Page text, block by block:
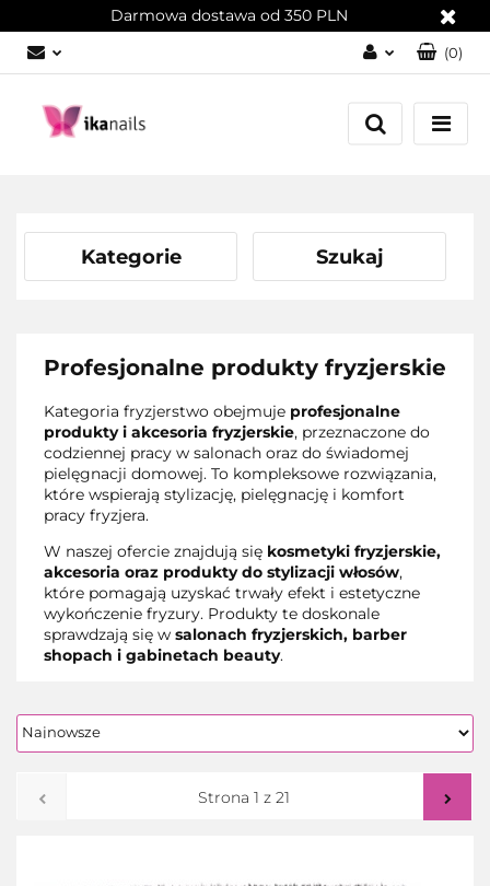
Darmowa dostawa od 350 PLN
Zaloguj się
Załóż konto
(0)
Kategorie Szukaj
Profesjonalne produkty fryzjerskie
Kategoria fryzjerstwo obejmuje profesjonalne
produkty i akcesoria fryzjerskie, przeznaczone do
codziennej pracy w salonach oraz do świadomej
pielęgnacji domowej. To kompleksowe rozwiązania,
które wspierają stylizację, pielęgnację i komfort
pracy fryzjera.
W naszej ofercie znajdują się kosmetyki fryzjerskie,
akcesoria oraz produkty do stylizacji włosów,
które pomagają uzyskać trwały efekt i estetyczne
wykończenie fryzury. Produkty te doskonale
sprawdzają się w salonach fryzjerskich, barber
shopach i gabinetach beauty.